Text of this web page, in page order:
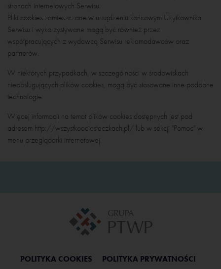
stronach internetowych Serwisu.
Pliki cookies zamieszczane w urządzeniu końcowym Użytkownika
Serwisu i wykorzystywane mogą być również przez
współpracujących z wydawcą Serwisu reklamodawców oraz
partnerów.
W niektórych przypadkach, w szczególności w środowiskach
nieobsługujących plików cookies, mogą być stosowane inne podobne
technologie.
Więcej informacji na temat plików cookies dostępnych jest pod
adresem http://wszystkoociasteczkach.pl/ lub w sekcji "Pomoc" w
menu przeglądarki internetowej.
POLITYKA COOKIES
POLITYKA PRYWATNOŚCI